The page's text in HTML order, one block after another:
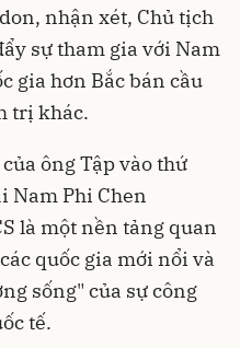
nhận xét, Chủ tịch
sự tham gia với Nam
gia hơn Bắc bán cầu
trị khác.
ông Tập vào thứ
Nam Phi Chen
là một nền tảng quan
quốc gia mới nổi và
sống" của sự công
tế.